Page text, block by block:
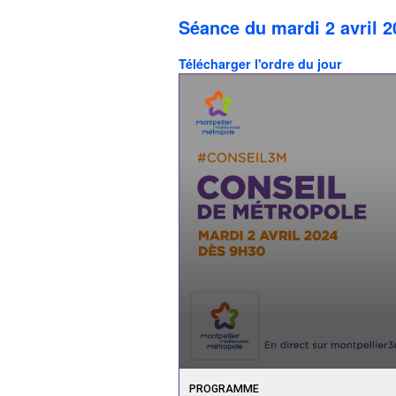
Séance du mardi 2 avril
Télécharger l'ordre du jour